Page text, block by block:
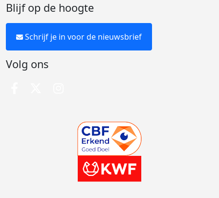
Blijf op de hoogte
Schrijf je in voor de nieuwsbrief
Volg ons